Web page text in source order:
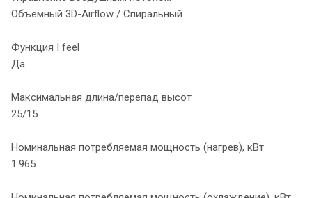
Объемный 3D-Airflow / Спиральный
Функция I feel
Да
Максимальная длина/перепад высот
25/15
Номинальная потребляемая мощность (нагрев), кВт
1.965